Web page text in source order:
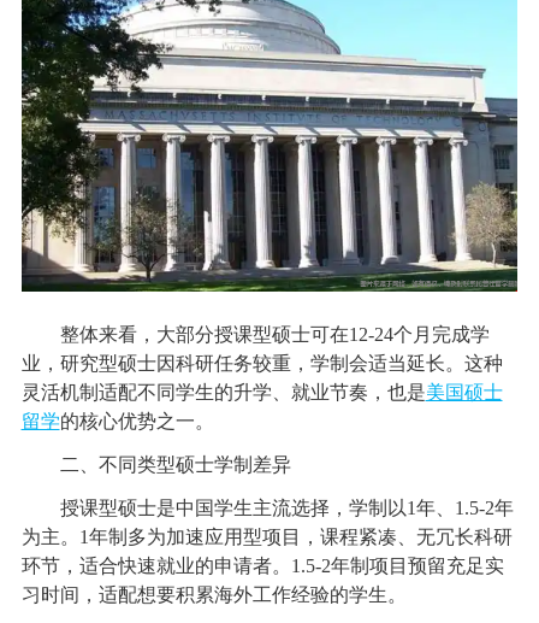
整体来看，大部分授课型硕士可在12-24个月完成学
业，研究型硕士因科研任务较重，学制会适当延长。这种
灵活机制适配不同学生的升学、就业节奏，也是美国硕士
留学的核心优势之一。
二、不同类型硕士学制差异
授课型硕士是中国学生主流选择，学制以1年、1.5-2年
为主。1年制多为加速应用型项目，课程紧凑、无冗长科研
环节，适合快速就业的申请者。1.5-2年制项目预留充足实
习时间，适配想要积累海外工作经验的学生。